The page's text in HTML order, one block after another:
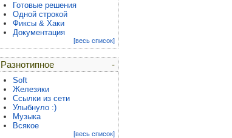
Готовые решения
Одной строкой
Фиксы & Хаки
Документация
[весь список]
-
Разнотипное
Soft
Железяки
Ссылки из сети
Улыбнуло :)
Музыка
Всякое
[весь список]